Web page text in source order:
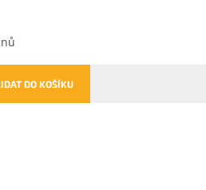
DO KOŠÍKU